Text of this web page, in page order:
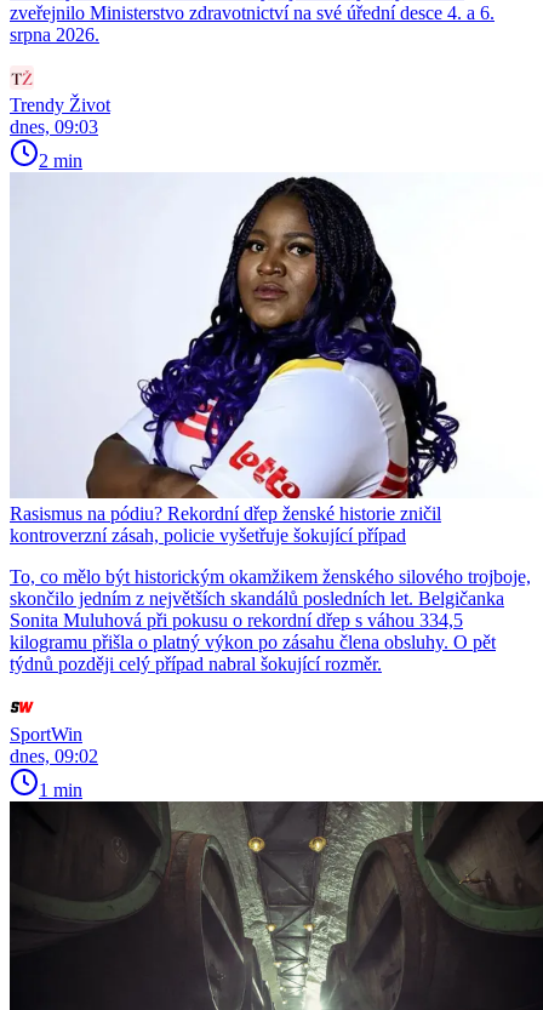
zveřejnilo Ministerstvo zdravotnictví na své úřední desce 4. a 6.
srpna 2026.
Trendy Život
dnes, 09:03
2 min
Rasismus na pódiu? Rekordní dřep ženské historie zničil
kontroverzní zásah, policie vyšetřuje šokující případ
To, co mělo být historickým okamžikem ženského silového trojboje,
skončilo jedním z největších skandálů posledních let. Belgičanka
Sonita Muluhová při pokusu o rekordní dřep s váhou 334,5
kilogramu přišla o platný výkon po zásahu člena obsluhy. O pět
týdnů později celý případ nabral šokující rozměr.
SportWin
dnes, 09:02
1 min